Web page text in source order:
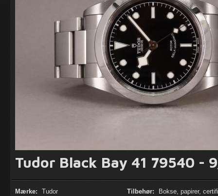
Tudor Black Bay 41 79540 -
Mærke:
Tudor
Tilbehør:
Bokse, papirer,